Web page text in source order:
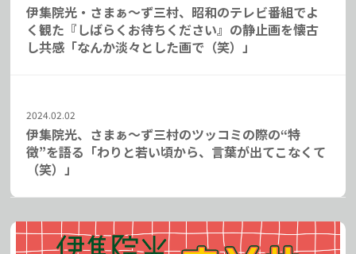
伊集院光・さまぁ～ず三村、昭和のテレビ番組でよ
く観た『しばらくお待ちください』の静止画を懐古
し共感「なんか淡々とした画で（笑）」
2024.02.02
伊集院光、さまぁ～ず三村のツッコミの際の“特
徴”を語る「わりと若い頃から、言葉が出てこなくて
（笑）」